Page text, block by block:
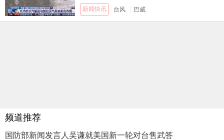
新闻快讯 台风 巴威
频道推荐
国防部新闻发言人吴谦就美国新一轮对台售武答